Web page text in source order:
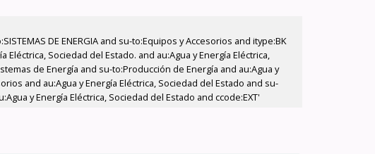
DE ENERGIA and su-to:Equipos y Accesorios and itype:BK
Sociedad del Estado. and au:Agua y Energía Eléctrica,
de Energía and su-to:Producción de Energía and au:Agua y
and au:Agua y Energía Eléctrica, Sociedad del Estado and su-
y Energía Eléctrica, Sociedad del Estado and ccode:EXT'